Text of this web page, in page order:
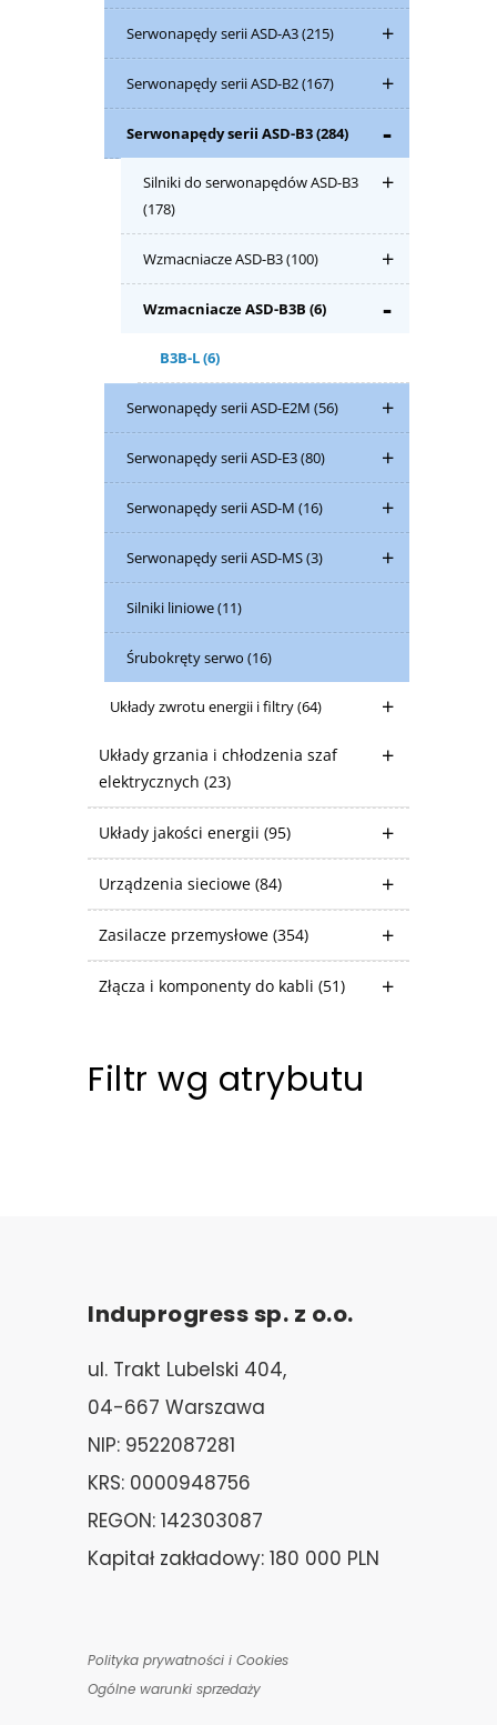
Serwonapędy serii ASD-A3(215)
Serwonapędy serii ASD-B2(167)
Serwonapędy serii ASD-B3(284)
Silniki do serwonapędów ASD-B3
(178)
Wzmacniacze ASD-B3(100)
Wzmacniacze ASD-B3B (6)
B3B-L(6)
Serwonapędy serii ASD-E2M (56)
Serwonapędy serii ASD-E3(80)
Serwonapędy serii ASD-M (16)
Serwonapędy serii ASD-MS(3)
Silniki liniowe(11)
Śrubokręty serwo (16)
Układy zwrotu energii i filtry(64)
Układy grzania i chłodzenia szaf
elektrycznych (23)
Układy jakości energii (95)
Urządzenia sieciowe (84)
Zasilacze przemysłowe (354)
Złącza i komponenty do kabli (51)
Filtr wg atrybutu
Induprogress sp. z o.o.
ul. Trakt Lubelski 404,
04-667 Warszawa
NIP: 9522087281
KRS: 0000948756
REGON: 142303087
Kapitał zakładowy: 180 000 PLN
Polityka prywatności i Cookies
Ogólne warunki sprzedaży